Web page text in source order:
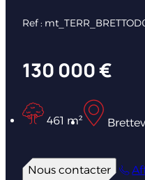
Ref :
130 000 €
461 m²
Nous contacter